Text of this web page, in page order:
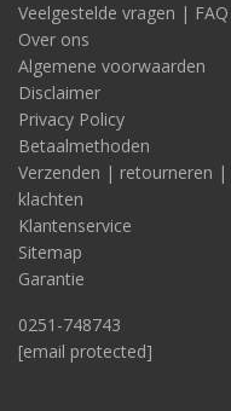
Veelgestelde vragen | FAQ
Over ons
Algemene voorwaarden
Disclaimer
Privacy Policy
Betaalmethoden
Verzenden | retourneren |
klachten
Klantenservice
Sitemap
Garantie
0251-748743
[email protected]